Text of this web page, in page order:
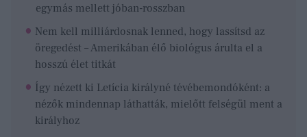
egymás mellett jóban-rosszban
Nem kell milliárdosnak lenned, hogy lassítsd az
öregedést – Amerikában élő biológus árulta el a
hosszú élet titkát
Így nézett ki Letícia királyné tévébemondóként: a
nézők mindennap láthatták, mielőtt felségül ment a
királyhoz